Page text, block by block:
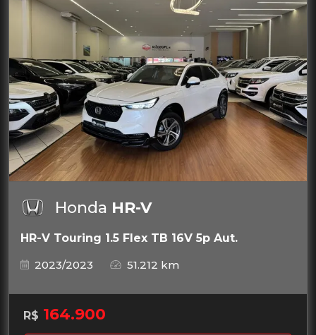
Honda HR-V
HR-V Touring 1.5 Flex TB 16V 5p Aut.
2023/2023
51.212 km
R$ 164.900